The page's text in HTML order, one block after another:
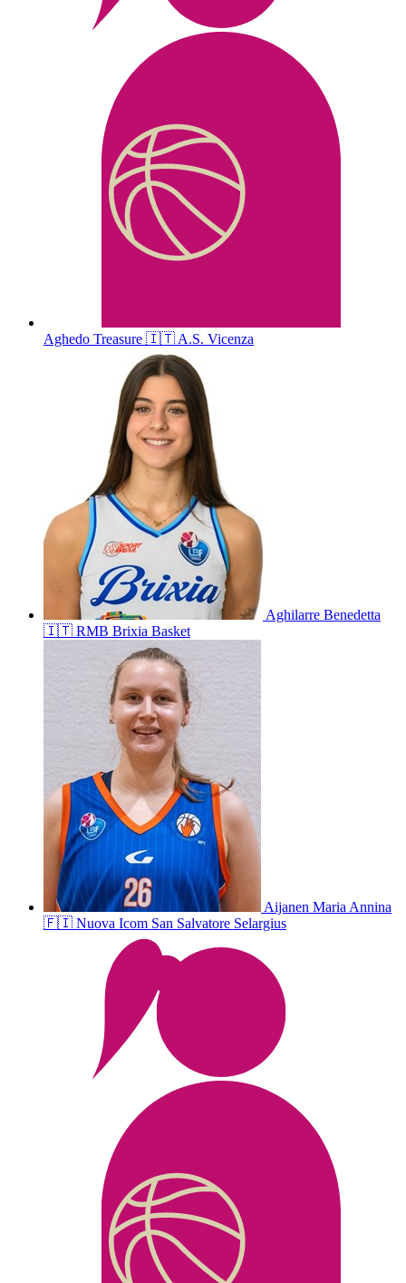
Aghedo Treasure 🇮🇹A.S. Vicenza
Aghilarre Benedetta
🇮🇹 RMB Brixia Basket
Aijanen Maria Annina
🇫🇮 Nuova Icom San Salvatore Selargius